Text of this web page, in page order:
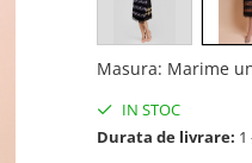
Masura: Marime
IN STOC
Durata de livrare: 1